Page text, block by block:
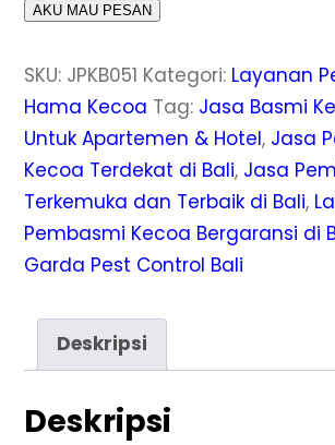
AKU MAU PESAN
SKU: JPKB051 Kategori: Layanan
Hama Kecoa Tag: Jasa Basmi
Untuk Apartemen & Hotel, Jasa
Kecoa Terdekat di Bali, Jasa
Terkemuka dan Terbaik di Bali,
Pembasmi Kecoa Bergaransi di
Garda Pest Control Bali
Deskripsi
Deskripsi